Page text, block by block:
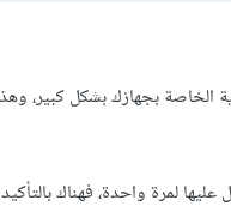
الخاصة بجهازك بشكل كبير،
لمرة واحدة، فهناك